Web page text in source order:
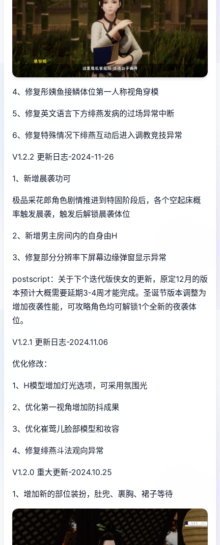
4、修复彤姨鱼接鳞体位第一人称视角穿模
5、修复英文语言下方绯燕发病的过场异常中断
6、修复特殊情况下绯燕互动后进入调教竞技异常
V1.2.2 更新日志-2024-11-26
1、新增晨袭功可
极品采花郎角色剧情推进到特固阶段后，各个空起床概
率触发晨袭，触发后解锁晨袭体位
2、新增男主房间内的自身由H
3、修复部分分辨率下屏幕边缘弹窗显示异常
postscript：关于下个迭代版侠女的更新，原定12月的版
本预计大概需要延期3-4周才能完成。圣诞节版本调整为
增加夜袭性能，可攻略角色均可解锁1个全新的夜袭体
位。
V1.2.1 更新日志-2024.11.06
优化修改：
1、H模型增加灯光选项，可采用氛围光
2、优化第一视角增加防抖成果
3、优化崔莺儿脸部模型和妆容
4、修复绯燕斗法观向异常
V1.2.0 重大更新-2024.10.25
1、增加新的部位装扮，肚兜、裹胸、裙子等待